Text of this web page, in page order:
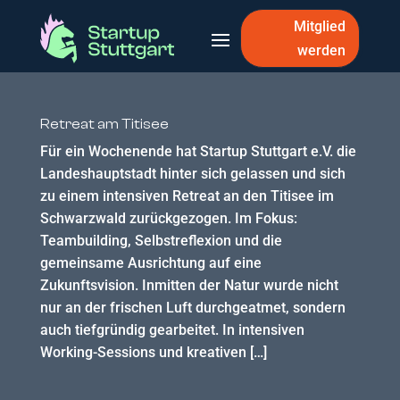
Mitglied
werden
Retreat am Titisee
Für ein Wochenende hat Startup Stuttgart e.V. die
Landeshauptstadt hinter sich gelassen und sich
zu einem intensiven Retreat an den Titisee im
Schwarzwald zurückgezogen. Im Fokus:
Teambuilding, Selbstreflexion und die
gemeinsame Ausrichtung auf eine
Zukunftsvision. Inmitten der Natur wurde nicht
nur an der frischen Luft durchgeatmet, sondern
auch tiefgründig gearbeitet. In intensiven
Working-Sessions und kreativen […]